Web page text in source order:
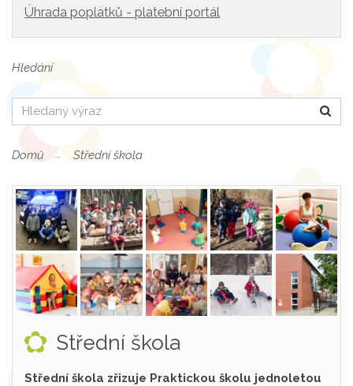
Úhrada poplatků - platební portál
Hledání
Hledat
Domů Střední škola
Střední škola
Střední škola zřizuje Praktickou školu jednoletou